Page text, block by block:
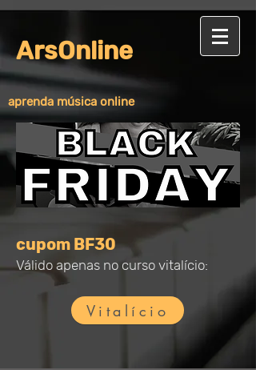
ArsOnline
aprenda música online
cupom BF30
Válido apenas no curso vitalício:
Vitalício